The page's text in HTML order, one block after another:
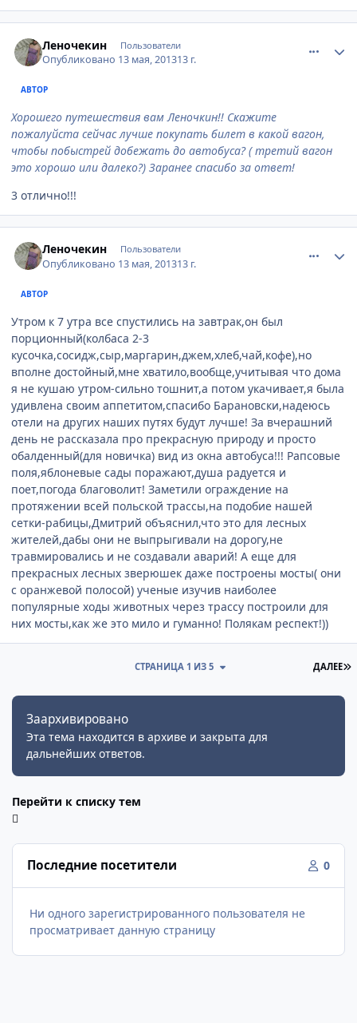
Леночекин Пользователи
Опубликовано 13 мая, 201313 г.
АВТОР
Хорошего путешествия вам Леночкин!! Скажите
пожалуйста сейчас лучше покупать билет в какой вагон,
чтобы побыстрей добежать до автобуса? ( третий вагон
это хорошо или далеко?) Заранее спасибо за ответ!
3 отлично!!!
Леночекин Пользователи
Опубликовано 13 мая, 201313 г.
АВТОР
Утром к 7 утра все спустились на завтрак,он был
порционный(колбаса 2-3
кусочка,сосидж,сыр,маргарин,джем,хлеб,чай,кофе),но
вполне достойный,мне хватило,вообще,учитывая что дома
я не кушаю утром-сильно тошнит,а потом укачивает,я была
удивлена своим аппетитом,спасибо Барановски,надеюсь
отели на других наших путях будут лучше! За вчерашний
день не рассказала про прекрасную природу и просто
обалденный(для новичка) вид из окна автобуса!!! Рапсовые
поля,яблоневые сады поражают,душа радуется и
поет,погода благоволит! Заметили ограждение на
протяжении всей польской трассы,на подобие нашей
сетки-рабицы,Дмитрий объяснил,что это для лесных
жителей,дабы они не выпрыгивали на дорогу,не
травмировались и не создавали аварий! А еще для
прекрасных лесных зверюшек даже построены мосты( они
с оранжевой полосой) ученые изучив наиболее
популярные ходы животных через трассу построили для
них мосты,как же это мило и гуманно! Полякам респект!))
ДАЛЕЕ
СТРАНИЦА 1 ИЗ 5
Заархивировано
Эта тема находится в архиве и закрыта для
дальнейших ответов.
Перейти к списку тем
Последние посетители 0
Ни одного зарегистрированного пользователя не
просматривает данную страницу